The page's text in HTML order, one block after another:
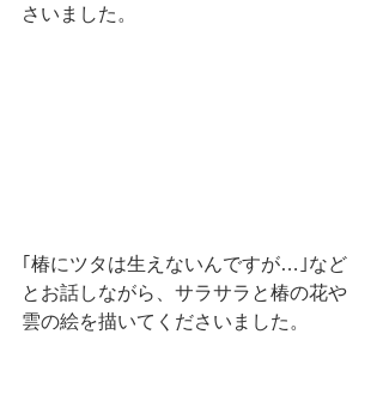
さいました。
｢椿にツタは生えないんですが…｣など
とお話しながら、サラサラと椿の花や
雲の絵を描いてくださいました。